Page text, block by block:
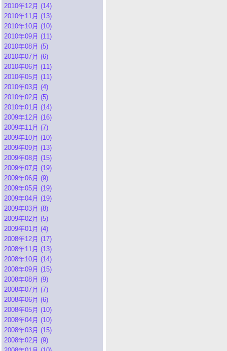
2010年12月 (14)
2010年11月 (13)
2010年10月 (10)
2010年09月 (11)
2010年08月 (5)
2010年07月 (6)
2010年06月 (11)
2010年05月 (11)
2010年03月 (4)
2010年02月 (5)
2010年01月 (14)
2009年12月 (16)
2009年11月 (7)
2009年10月 (10)
2009年09月 (13)
2009年08月 (15)
2009年07月 (19)
2009年06月 (9)
2009年05月 (19)
2009年04月 (19)
2009年03月 (8)
2009年02月 (5)
2009年01月 (4)
2008年12月 (17)
2008年11月 (13)
2008年10月 (14)
2008年09月 (15)
2008年08月 (9)
2008年07月 (7)
2008年06月 (6)
2008年05月 (10)
2008年04月 (10)
2008年03月 (15)
2008年02月 (9)